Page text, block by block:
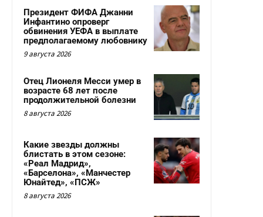
Президент ФИФА Джанни
Инфантино опроверг
обвинения УЕФА в выплате
предполагаемому любовнику
9 августа 2026
Отец Лионеля Месси умер в
возрасте 68 лет после
продолжительной болезни
8 августа 2026
Какие звезды должны
блистать в этом сезоне:
«Реал Мадрид»,
«Барселона», «Манчестер
Юнайтед», «ПСЖ»
8 августа 2026